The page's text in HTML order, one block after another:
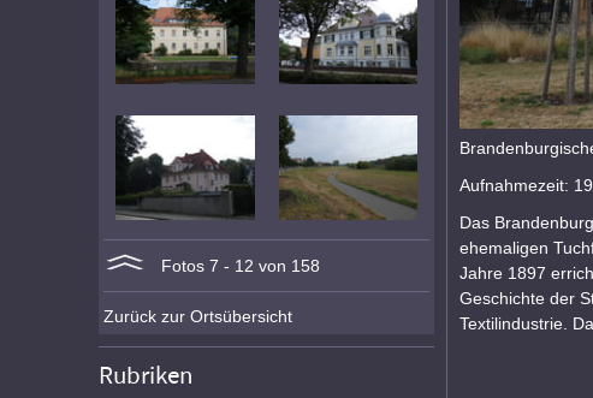
Aufnahmezeit:
Das
ehemaligen
Jahre 1897
Geschichte der
Textilindustrie.
Fotos 7 - 12 von 158
Zurück zur Ortsübersicht
Rubriken